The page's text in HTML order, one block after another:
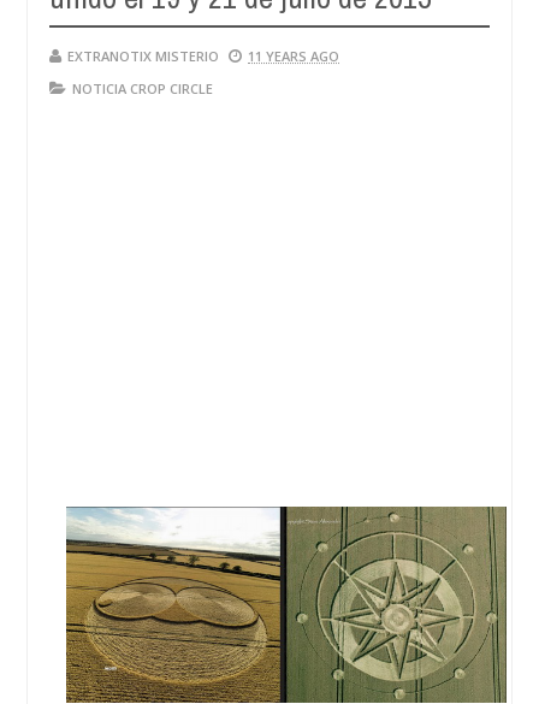
EXTRANOTIX MISTERIO
11 YEARS AGO
NOTICIA CROP CIRCLE